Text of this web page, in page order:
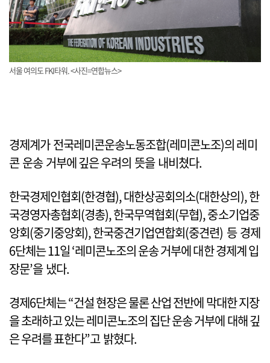
서울 여의도 FKI타워. <사진=연합뉴스>
경제계가 전국레미콘운송노동조합(레미콘노조)의 레미
콘 운송 거부에 깊은 우려의 뜻을 내비쳤다.
한국경제인협회(한경협), 대한상공회의소(대한상의), 한
국경영자총협회(경총), 한국무역협회(무협), 중소기업중
앙회(중기중앙회), 한국중견기업연합회(중견련) 등 경제
6단체는 11일 ‘레미콘노조의 운송 거부에 대한 경제계 입
장문’을 냈다.
경제6단체는 “건설 현장은 물론 산업 전반에 막대한 지장
을 초래하고 있는 레미콘노조의 집단 운송 거부에 대해 깊
은 우려를 표한다”고 밝혔다.